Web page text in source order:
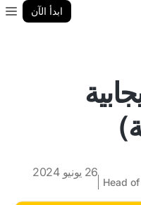
ابدأ الآن
Head
26 يونيو 2024